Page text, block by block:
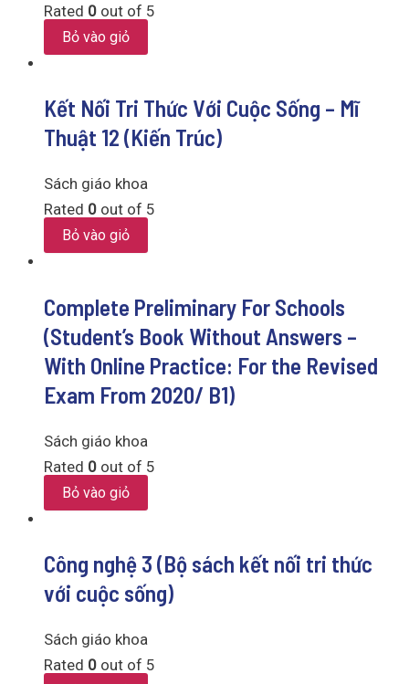
Rated 0 out of 5
Bỏ vào giỏ
Kết Nối Tri Thức Với Cuộc Sống – Mĩ
Thuật 12 (Kiến Trúc)
Sách giáo khoa
Rated 0 out of 5
Bỏ vào giỏ
Complete Preliminary For Schools
(Student’s Book Without Answers –
With Online Practice: For the Revised
Exam From 2020/ B1)
Sách giáo khoa
Rated 0 out of 5
Bỏ vào giỏ
Công nghệ 3 (Bộ sách kết nối tri thức
với cuộc sống)
Sách giáo khoa
Rated 0 out of 5